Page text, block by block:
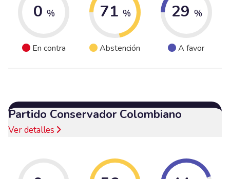
0 %
En contra
71 %
Abstención
29 %
A favor
Partido Conservador Colombiano
Ver detalles